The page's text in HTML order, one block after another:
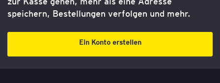
speichern, Bestellungen verfolgen und mehr.
Ein Konto erstellen